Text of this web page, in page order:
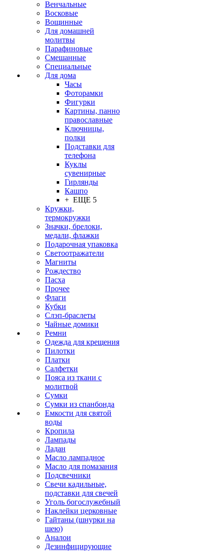
Венчальные
Восковые
Вощинные
Для домашней
молитвы
Парафиновые
Смешанные
Специальные
Для дома
Часы
Фоторамки
Фигурки
Картины, панно
православные
Ключницы,
полки
Подставки для
телефона
Куклы
сувенирные
Гирлянды
Кашпо
+ ЕЩЕ 5
Кружки,
термокружки
Значки, брелоки,
медали, флажки
Подарочная упаковка
Светоотражатели
Магниты
Рождество
Пасха
Прочее
Флаги
Кубки
Слэп-браслеты
Чайные домики
Ремни
Одежда для крещения
Пилотки
Платки
Салфетки
Пояса из ткани с
молитвой
Сумки
Сумки из спанбонда
Емкости для святой
воды
Кропила
Лампады
Ладан
Масло лампадное
Масло для помазания
Подсвечники
Свечи кадильные,
подставки для свечей
Уголь богослужебный
Наклейки церковные
Гайтаны (шнурки на
шею)
Аналои
Дезинфицирующие